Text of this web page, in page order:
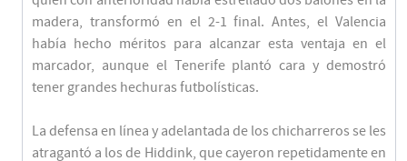
madera, transformó en el 2-1 final. Antes, el Valencia
había hecho méritos para alcanzar esta ventaja en el
marcador, aunque el Tenerife plantó cara y demostró
tener grandes hechuras futbolísticas.
La defensa en línea y adelantada de los chicharreros se les
atragantó a los de Hiddink, que cayeron repetidamente en